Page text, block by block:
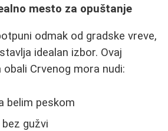
mesto za opuštanje
odmak od gradske vreve,
idealan izbor. Ovaj
Crvenog mora nudi:
belim peskom
gužvi